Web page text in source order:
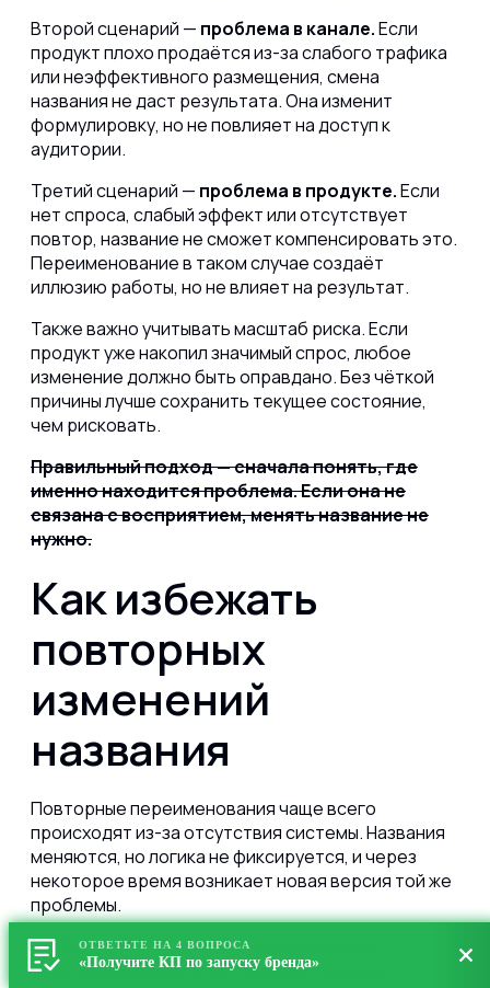
Второй сценарий — проблема в канале.Если
продукт плохо продаётся из-за слабого трафика
или неэффективного размещения, смена
названия не даст результата. Она изменит
формулировку, но не повлияет на доступ к
аудитории.
Третий сценарий — проблема в продукте.Если
нет спроса, слабый эффект или отсутствует
повтор, название не сможет компенсировать это.
Переименование в таком случае создаёт
иллюзию работы, но не влияет на результат.
Также важно учитывать масштаб риска. Если
продукт уже накопил значимый спрос, любое
изменение должно быть оправдано. Без чёткой
причины лучше сохранить текущее состояние,
чем рисковать.
Правильный подход — сначала понять, где
именно находится проблема. Если она не
связана с восприятием, менять название не
нужно.
Как избежать
повторных
изменений
названия
Повторные переименования чаще всего
происходят из-за отсутствия системы. Названия
меняются, но логика не фиксируется, и через
некоторое время возникает новая версия той же
проблемы.
Чтобы этого избежать, важно перейти от
точечных решений к системному подходу.
ОТВЕТЬТЕ НА 4 ВОПРОСА
«Получите КП по запуску бренда»